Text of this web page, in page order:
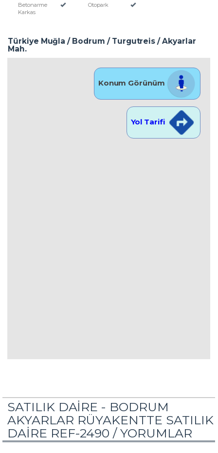
Betonarme
Karkas
Otopark
Türkiye Muğla / Bodrum / Turgutreis / Akyarlar
Mah.
Konum Görünüm
Yol Tarifi
SATILIK DAİRE - BODRUM
AKYARLAR RÜYAKENTTE SATILIK
DAİRE REF-2490 /YORUMLAR